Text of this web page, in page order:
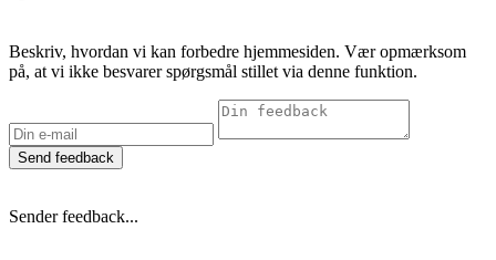
Beskriv, hvordan vi kan forbedre hjemmesiden. Vær opmærksom
på, at vi ikke besvarer spørgsmål stillet via denne funktion.
Send feedback
Sender feedback...